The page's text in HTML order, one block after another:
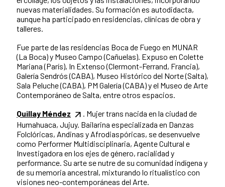
nuevas materialidades. Su formación es autodidacta,
aunque ha participado en residencias, clínicas de obra y
talleres.
Fue parte de las residencias Boca de Fuego en MUNAR
(La Boca) y Museo Campo (Cañuelas). Expuso en Colette
Mariana (París), In Extenso (Clermont-Ferrand, Francia),
Galería Sendrós (CABA), Museo Histórico del Norte (Salta),
Sala Peluche (CABA), PM Galería (CABA) y el Museo de Arte
Contemporáneo de Salta, entre otros espacios.
Quillay Méndez
. Mujer trans nacida en la ciudad de
Humahuaca, Jujuy. Bailarina especializada en Danzas
Folclóricas, Andinas y Afrodiaspóricas, se desenvuelve
como Performer Multidisciplinaria, Agente Cultural e
Investigadora en los ejes de género, racialidad y
performance. Su arte se nutre de su comunidad indígena y
de su memoria ancestral, mixturando lo ritualístico con
visiones neo-contemporáneas del Arte.